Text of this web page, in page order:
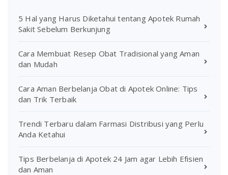
5 Hal yang Harus Diketahui tentang Apotek Rumah
Sakit Sebelum Berkunjung
Cara Membuat Resep Obat Tradisional yang Aman
dan Mudah
Cara Aman Berbelanja Obat di Apotek Online: Tips
dan Trik Terbaik
Trendi Terbaru dalam Farmasi Distribusi yang Perlu
Anda Ketahui
Tips Berbelanja di Apotek 24 Jam agar Lebih Efisien
dan Aman